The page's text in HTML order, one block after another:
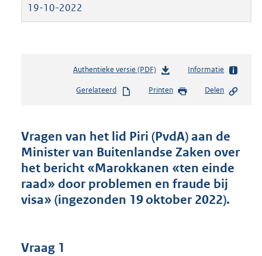
19-10-2022
Authentieke versie (PDF)b
s
n
d
s
g
r
o
o
Informatie
Gerelateerd Printen Delen
Vragen van het lid Piri (PvdA) aan de
Minister van Buitenlandse Zaken over
het bericht «Marokkanen «ten einde
raad» door problemen en fraude bij
visa» (ingezonden 19 oktober 2022).
Vraag 1